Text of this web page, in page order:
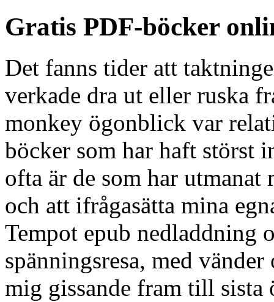
Gratis PDF-böcker
Det fanns tider att
verkade dra ut eller ruska
monkey ögonblick var
böcker som har haft störst
ofta är de som har
och att ifrågasätta mina
Tempot epub
spänningsresa, med
mig gissande fram till sista